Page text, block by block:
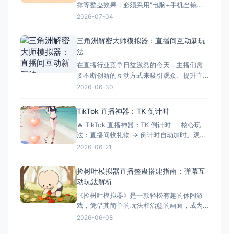
撑等整蛊效果，必须采用"电脑+手机当镜
头"的组合方案。本文将手把手教您完成整个
系统，配置建议：Intel i5以上处理器、8GB
2026-07-04
三角洲解密大师模拟器：直播间互动新玩
法
在直播行业竞争日益激烈的今天，主播们需
要不断创新的互动方式来吸引观众、提升直
播间氛围。三角洲解密大师模拟器作为一款
能够增加直播的趣味性，还能有效延长观众
停留时间，提升直播间的活跃度和收益。 什
么是三角洲解密大师模拟器？
2026-06-30
TikTok 直播神器：TK 倒计时
🔥 TikTok 直播神器：TK 倒计时 核心玩
法：直播间收礼物 → 倒计时自动加时。观众
刷得越猛，直播/挑战时间越长！完美适配
TikTok 直
2026-06-21
捡树叶模拟器直播整蛊搭建指南：弹幕互
动玩法解析
《捡树叶模拟器》是一款轻松有趣的休闲游
戏，凭借其简单的玩法和治愈的画面，成为
了直播整蛊玩法的新选择。今天就来详细介
2026-06-08